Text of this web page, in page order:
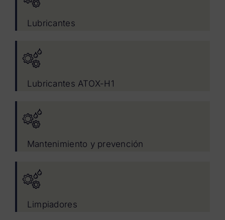
Lubricantes
Lubricantes ATOX-H1
Mantenimiento y prevención
Limpiadores